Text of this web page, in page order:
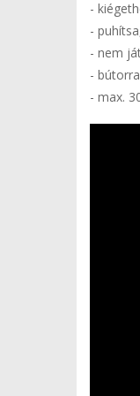
-
-
- nem
-
- max.